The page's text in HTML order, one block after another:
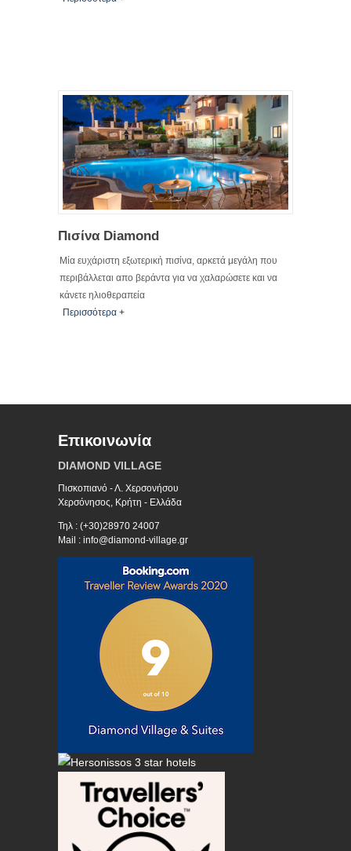
Πισίνα Diamond
Μία ευχάριστη εξωτερική πισίνα, αρκετά μεγάλη που
περιβάλλεται απο βεράντα για να χαλαρώσετε και να
κάνετε ηλιοθεραπεία
Περισσότερα +
Επικοινωνία
DIAMOND VILLAGE
Πισκοπιανό - Λ. Χερσονήσου
Χερσόνησος, Κρήτη - Ελλάδα
Τηλ : (+30)28970 24007
Mail : info@diamond-village.gr